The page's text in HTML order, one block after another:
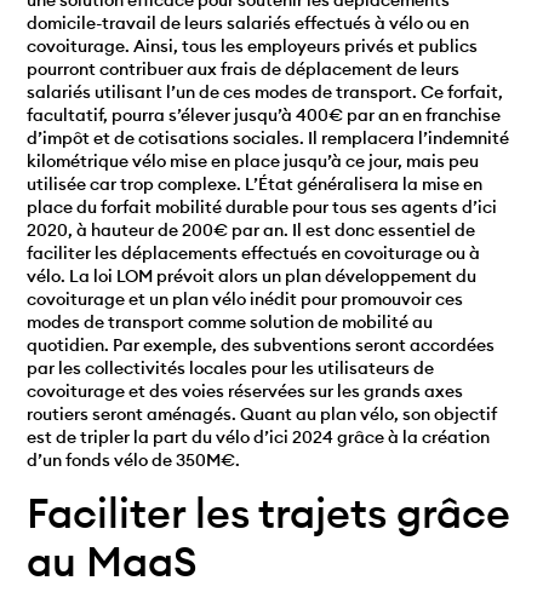
domicile-travail de leurs salariés effectués à vélo ou en
covoiturage. Ainsi, tous les employeurs privés et publics
pourront contribuer aux frais de déplacement de leurs
salariés utilisant l’un de ces modes de transport. Ce forfait,
facultatif, pourra s’élever jusqu’à 400€ par an en franchise
d’impôt et de cotisations sociales. Il remplacera l’indemnité
kilométrique vélo mise en place jusqu’à ce jour, mais peu
utilisée car trop complexe. L’État généralisera la mise en
place du forfait mobilité durable pour tous ses agents d’ici
2020, à hauteur de 200€ par an. Il est donc essentiel de
faciliter les déplacements effectués en covoiturage ou à
vélo. La loi LOM prévoit alors un plan développement du
covoiturage et un plan vélo inédit pour promouvoir ces
modes de transport comme solution de mobilité au
quotidien. Par exemple, des subventions seront accordées
par les collectivités locales pour les utilisateurs de
covoiturage et des voies réservées sur les grands axes
routiers seront aménagés. Quant au plan vélo, son objectif
est de tripler la part du vélo d’ici 2024 grâce à la création
d’un fonds vélo de 350M€.
Faciliter les trajets grâce
au MaaS